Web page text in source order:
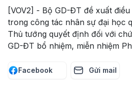
[VOV2] - Bộ GD-ĐT đề xuất
trong công tác nhân sự đại học
Thủ tướng quyết định đối với
GD-ĐT bổ nhiệm, miễn nhiệm
Facebook Gửi mail